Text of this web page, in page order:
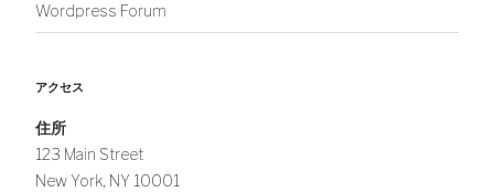
Wordpress Forum
アクセス
住所
123 Main Street
New York, NY 10001